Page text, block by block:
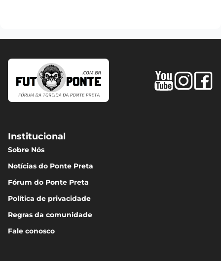
Institucional
Sobre Nós
Notícias do Ponte Preta
Fórum do Ponte Preta
Política de privacidade
Regras da comunidade
Fale conosco